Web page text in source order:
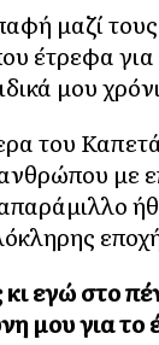
μαζί
έτρεφα για
μου
του
με
εγώ στο
μου για το